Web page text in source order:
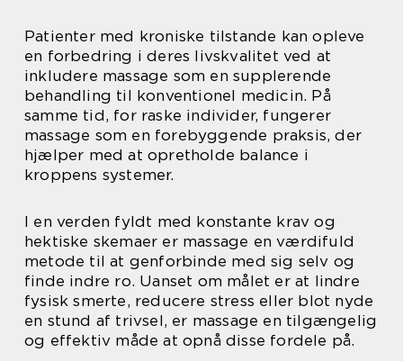
Patienter med kroniske tilstande kan opleve
en forbedring i deres livskvalitet ved at
inkludere massage som en supplerende
behandling til konventionel medicin. På
samme tid, for raske individer, fungerer
massage som en forebyggende praksis, der
hjælper med at opretholde balance i
kroppens systemer.
I en verden fyldt med konstante krav og
hektiske skemaer er massage en værdifuld
metode til at genforbinde med sig selv og
finde indre ro. Uanset om målet er at lindre
fysisk smerte, reducere stress eller blot nyde
en stund af trivsel, er massage en tilgængelig
og effektiv måde at opnå disse fordele på.